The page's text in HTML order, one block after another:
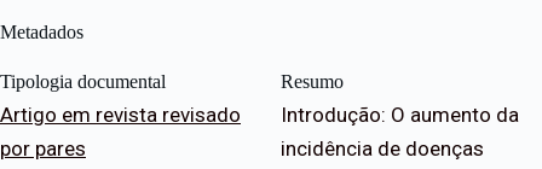
Metadados
Tipologia documental
Artigo em revista revisado
por pares
Resumo
Introdução: O aumento da
incidência de doenças